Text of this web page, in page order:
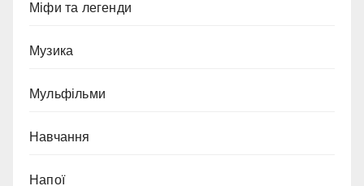
Міфи та легенди
Музика
Мульфільми
Навчання
Напої